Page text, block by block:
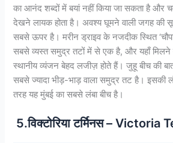
का आनंद शब्दों में बयां नहीं किया जा सकता है और
देखने लायक होता है। अवश्य घूमने वाली जगह की
सबसे ऊपर है। मरीन ड्राइव के नजदीक स्थित
सबसे व्यस्त समुद्र तटों में से एक है, और यहाँ
स्थानीय व्यंजन बेहद लजीज़ होते हैं। जुहू बीच की
सबसे ज्यादा भीड़-भाड़ वाला समुद्र तट है। इसकी
तरह यह मुंबई का सबसे लंबा बीच है।
5.विक्टोरिया टर्मिनस – Victoria